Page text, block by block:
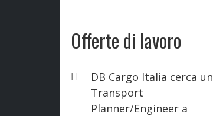
Offerte di lavoro
DB Cargo Italia cerca un
Transport
Planner/Engineer a